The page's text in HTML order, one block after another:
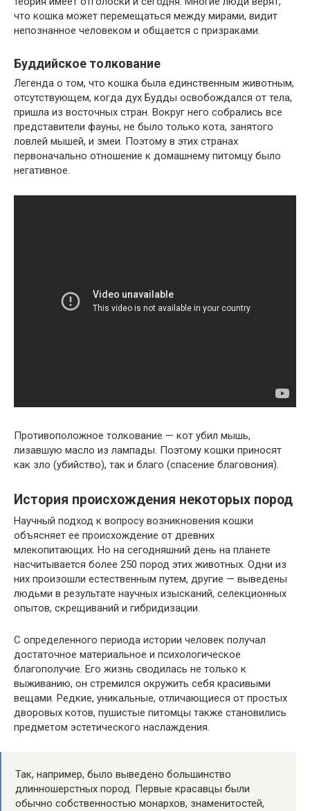
что кошка может перемещаться между мирами, видит
непознанное человеком и общается с призраками.
Буддийское толкование
Легенда о том, что кошка была единственным животным,
отсутствующем, когда дух Будды освобождался от тела,
пришла из восточных стран. Вокруг него собрались все
представители фауны, не было только кота, занятого
ловлей мышей, и змеи. Поэтому в этих странах
первоначально отношение к домашнему питомцу было
негативное.
Противоположное толкование — кот убил мышь,
лизавшую масло из лампады. Поэтому кошки приносят
как зло (убийство), так и благо (спасение благовония).
История происхождения некоторых пород
Научный подход к вопросу возникновения кошки
объясняет ее происхождение от древних
млекопитающих. Но на сегодняшний день на планете
насчитывается более 250 пород этих животных. Одни из
них произошли естественным путем, другие — выведены
людьми в результате научных изысканий, селекционных
опытов, скрещиваний и гибридизации.
С определенного периода истории человек получал
достаточное материальное и психологическое
благополучие. Его жизнь сводилась не только к
выживанию, он стремился окружить себя красивыми
вещами. Редкие, уникальные, отличающиеся от простых
дворовых котов, пушистые питомцы также становились
предметом эстетического наслаждения.
Так, например, было выведено большинство
длинношерстных пород. Первые красавцы были
обычно собственностью монархов, знаменитостей,